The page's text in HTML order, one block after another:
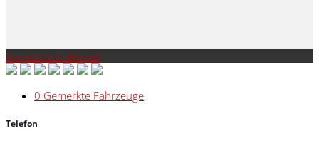
Kontakt aufnehmen
0 Gemerkte Fahrzeuge
Telefon